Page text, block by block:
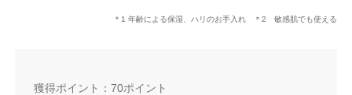
＊1 年齢による保湿、ハリのお手入れ ＊2 敏感肌でも使える
獲得ポイント：70ポイント